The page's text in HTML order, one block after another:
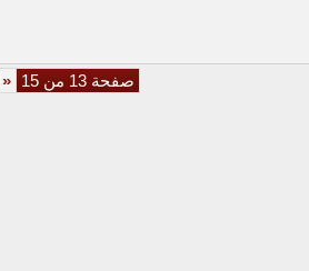
صفحة 13 من 15 «